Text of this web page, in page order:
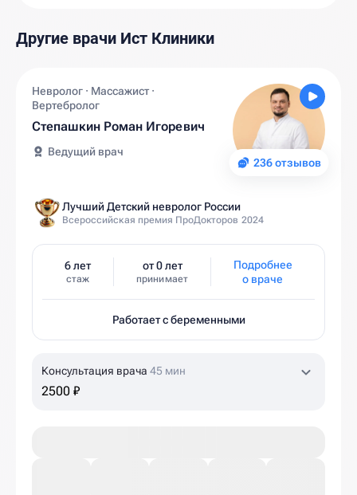
Другие врачи Ист Клиники
236 отзывов
Невролог · Массажист ·
Вертебролог
Степашкин Роман Игоревич
Ведущий врач
Лучший Детский невролог России
Всероссийская премия ПроДокторов 2024
6 лет
стаж
от 0 лет
принимает
Подробнее
о враче
Работает с беременными
Консультация врача 45 мин
2500 ₽